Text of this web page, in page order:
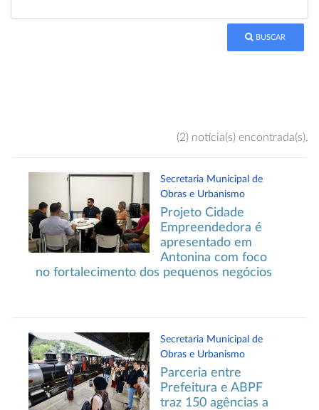
BUSCAR
(2) notícia(s) encontrada(s).
Secretaria Municipal de
Obras e Urbanismo
Projeto Cidade
Empreendedora é
apresentado em
Antonina com foco
no fortalecimento dos pequenos negócios
Secretaria Municipal de
Obras e Urbanismo
Parceria entre
Prefeitura e ABPF
traz 150 agências a